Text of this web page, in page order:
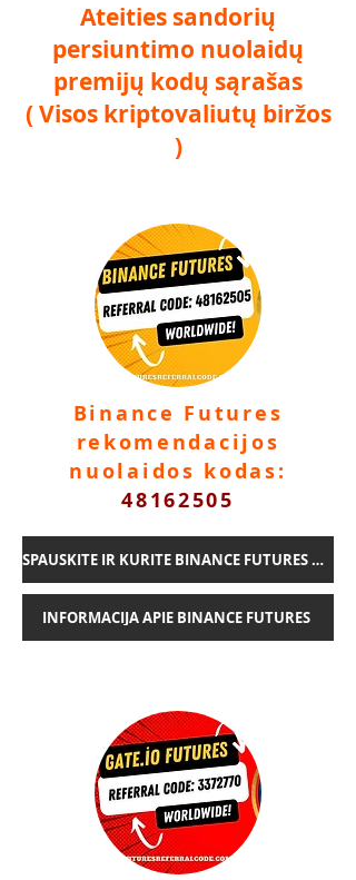
Ateities sandorių
persiuntimo nuolaidų
premijų kodų sąrašas
( Visos kriptovaliutų biržos
)
Binance Futures
rekomendacijos
nuolaidos kodas:
48162505
SPAUSKITE IR KURITE BINANCE FUTURES PASKYRĄ
INFORMACIJA APIE BINANCE FUTURES